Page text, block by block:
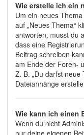
Wie erstelle ich ein
Um ein neues
auf „Neues Thema“
antworten, musst du
dass eine
Beitrag schreiben
am Ende der Foren-
Z. B. „Du darfst neue
Dateianhänge
Wie kann ich einen
Wenn du nicht
nur deine eigenen